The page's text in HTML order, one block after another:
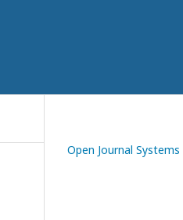
Open Journal Systems